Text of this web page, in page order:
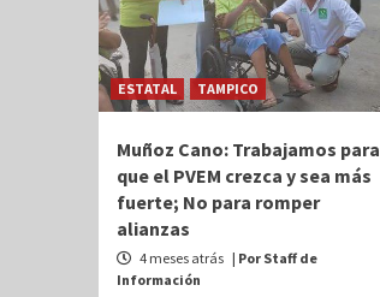
ESTATAL TAMPICO
Muñoz Cano: Trabajamos para
que el PVEM crezca y sea más
fuerte; No para romper
alianzas
4 meses atrás | Por Staff de
Información